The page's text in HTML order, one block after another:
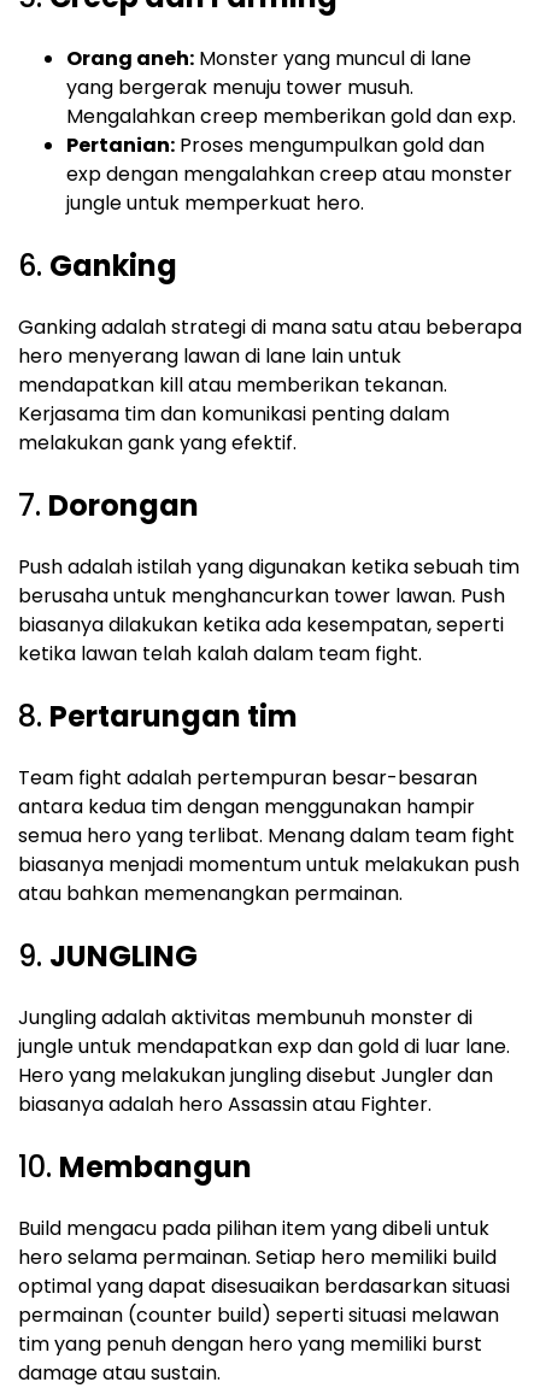
Orang aneh: Monster yang muncul di lane
yang bergerak menuju tower musuh.
Mengalahkan creep memberikan gold dan exp.
Pertanian: Proses mengumpulkan gold dan
exp dengan mengalahkan creep atau monster
jungle untuk memperkuat hero.
6. Ganking
Ganking adalah strategi di mana satu atau beberapa
hero menyerang lawan di lane lain untuk
mendapatkan kill atau memberikan tekanan.
Kerjasama tim dan komunikasi penting dalam
melakukan gank yang efektif.
7. Dorongan
Push adalah istilah yang digunakan ketika sebuah tim
berusaha untuk menghancurkan tower lawan. Push
biasanya dilakukan ketika ada kesempatan, seperti
ketika lawan telah kalah dalam team fight.
8. Pertarungan tim
Team fight adalah pertempuran besar-besaran
antara kedua tim dengan menggunakan hampir
semua hero yang terlibat. Menang dalam team fight
biasanya menjadi momentum untuk melakukan push
atau bahkan memenangkan permainan.
9. JUNGLING
Jungling adalah aktivitas membunuh monster di
jungle untuk mendapatkan exp dan gold di luar lane.
Hero yang melakukan jungling disebut Jungler dan
biasanya adalah hero Assassin atau Fighter.
10. Membangun
Build mengacu pada pilihan item yang dibeli untuk
hero selama permainan. Setiap hero memiliki build
optimal yang dapat disesuaikan berdasarkan situasi
permainan (counter build) seperti situasi melawan
tim yang penuh dengan hero yang memiliki burst
damage atau sustain.